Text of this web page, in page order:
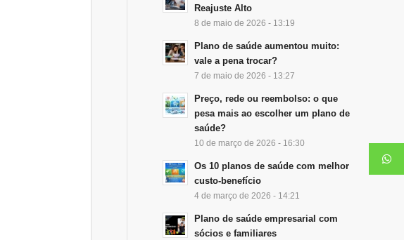
Reajuste Alto
8 de maio de 2026 - 13:19
Plano de saúde aumentou muito:
vale a pena trocar?
7 de maio de 2026 - 13:27
Preço, rede ou reembolso: o que
pesa mais ao escolher um plano de
saúde?
10 de março de 2026 - 16:30
Os 10 planos de saúde com melhor
custo-benefício
4 de março de 2026 - 14:21
Plano de saúde empresarial com
sócios e familiares